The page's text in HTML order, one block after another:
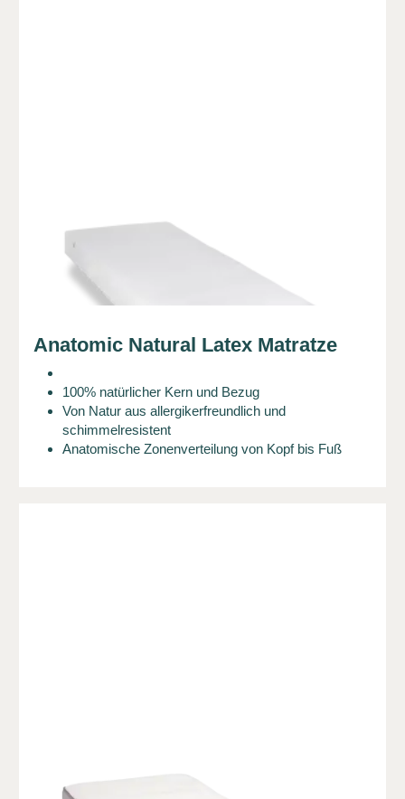
Anatomic Natural Latex Matratze
100% natürlicher Kern und Bezug
Von Natur aus allergikerfreundlich und
schimmelresistent
Anatomische Zonenverteilung von Kopf bis Fuß